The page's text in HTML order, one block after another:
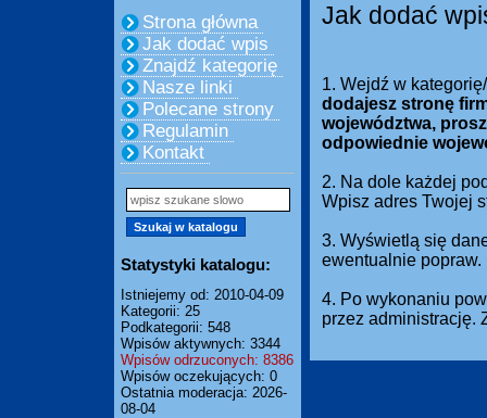
Strona główna
Jak dodać wpis
Znajdź kategorię
Nasze linki
Polecane strony
Regulamin
Kontakt
Statystyki katalogu:
Istniejemy od: 2010-04-09
Kategorii: 25
Podkategorii: 548
Wpisów aktywnych: 3344
Wpisów odrzuconych: 8386
Wpisów oczekujących: 0
Ostatnia moderacja: 2026-
08-04
Jak dodać
1. Wejdź w
dodajesz stronę
województwa,
odpowiednie
2. Na dole każdej
Wpisz adres Twojej
3. Wyświetlą się
ewentualnie popraw.
4. Po wykonaniu
przez administrację.